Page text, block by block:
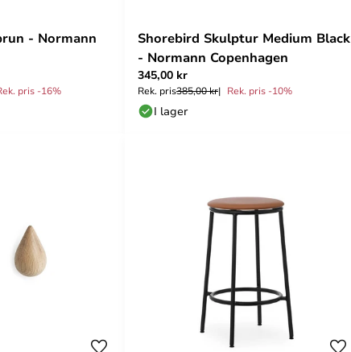
- Normann
pris -16%
Shorebird Skulptur Medium Black
- Normann Copenhagen
345,00 kr
Rek. pris385,00 kr Rek. pris -10%
I lager